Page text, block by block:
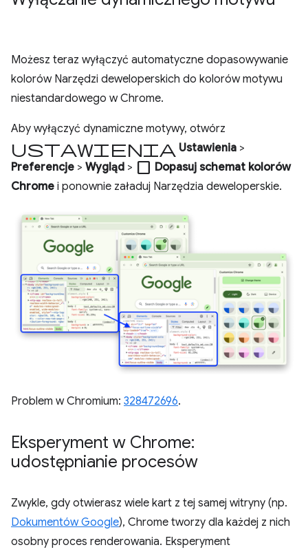
Możesz teraz wyłączyć automatyczne dopasowywanie
kolorów Narzędzi deweloperskich do kolorów motywu
niestandardowego w Chrome.
Aby wyłączyć dynamiczne motywy, otwórz
Ustawienia Ustawienia >
Preferencje > Wygląd > check_box_outline_blank Dopasuj schemat kolorów
Chrome i ponownie załaduj Narzędzia deweloperskie.
Problem w Chromium: 328472696.
Eksperyment w Chrome:
udostępnianie procesów
Zwykle, gdy otwierasz wiele kart z tej samej witryny (np.
Dokumentów Google), Chrome tworzy dla każdej z nich
osobny proces renderowania. Eksperyment